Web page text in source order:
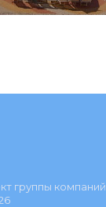
группы компаний